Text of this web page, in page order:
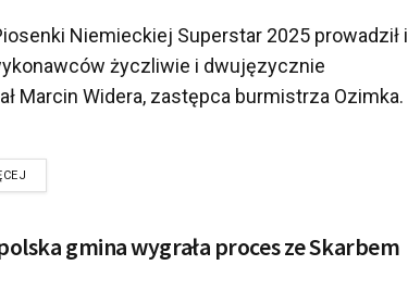
Niemieckiej Superstar 2025 prowadził i
życzliwie i dwujęzycznie
Marcin Widera, zastępca burmistrza Ozimka.
gmina wygrała proces ze Skarbem